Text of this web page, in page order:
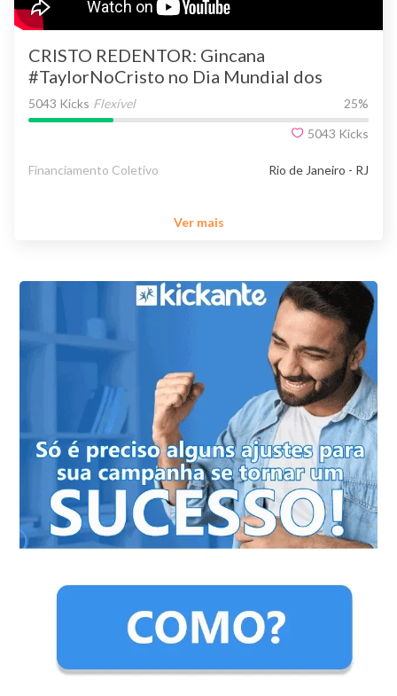
CRISTO REDENTOR: Gincana
#TaylorNoCristo no Dia Mundial dos
Pobres
5043 Kicks Flexível 25%
5043 Kicks
Financiamento Coletivo Rio de Janeiro - RJ
Ver mais